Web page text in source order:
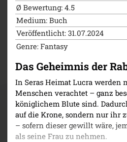
Ø Bewertung: 4.5
Medium: Buch
Veröffentlicht: 31.07.2024
Genre: Fantasy
Das Geheimnis der
In Seras Heimat Lucra werden
Menschen verachtet – ganz
königlichem Blute sind.
auf die Krone, sondern nur ihr
– sofern dieser gewillt wäre,
als seine Frau zu nehmen.